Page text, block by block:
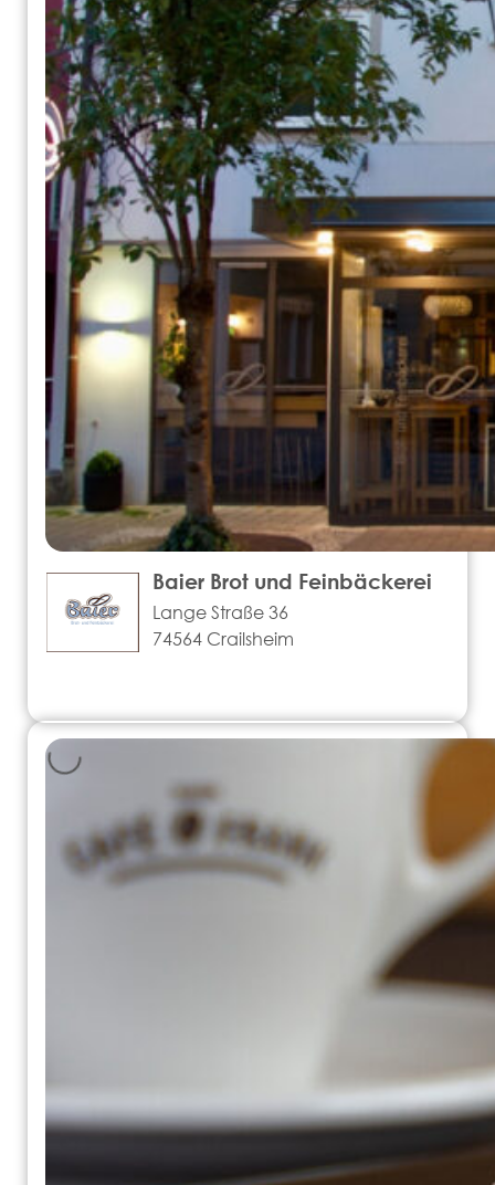
Baier Brot und Feinbäckerei
Lange Straße 36
74564 Crailsheim